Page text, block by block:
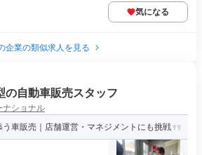
気になる
企業の類似求人を見る
の自動車販売スタッフ
ナショナル
車販売｜店舗運営・マネジメントにも挑戦